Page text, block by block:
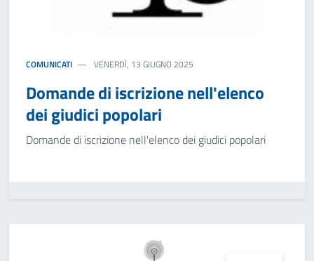
COMUNICATI VENERDÌ, 13 GIUGNO 2025
Domande di iscrizione nell'elenco
dei giudici popolari
Domande di iscrizione nell'elenco dei giudici popolari